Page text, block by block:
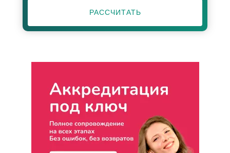
РАССЧИТАТЬ